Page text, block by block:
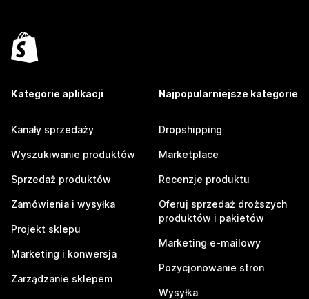
Kategorie aplikacji
Kanały sprzedaży
Wyszukiwanie produktów
Sprzedaż produktów
Zamówienia i wysyłka
Projekt sklepu
Marketing i konwersja
Zarządzanie sklepem
Najpopularniejsze kategorie
Dropshipping
Marketplace
Recenzje produktu
Oferuj sprzedaż droższych
produktów i pakietów
Marketing e-mailowy
Pozycjonowanie stron
Wysyłka